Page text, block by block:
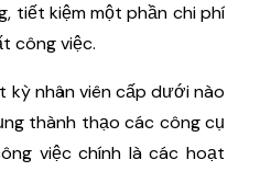
tiết kiệm một phần chi phí
công việc.
kỳ nhân viên cấp dưới nào
thành thạo các công cụ
việc chính là các hoạt